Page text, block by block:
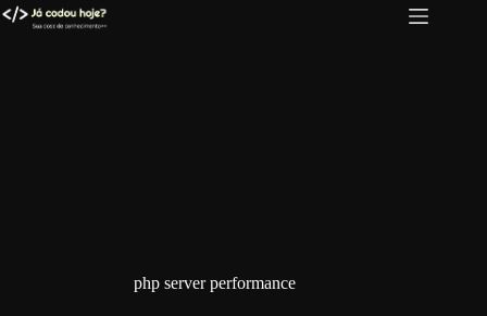
Pular
para
php server performance